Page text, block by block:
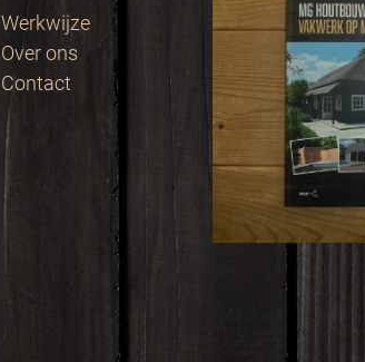
Werkwijze
Over ons
Contact